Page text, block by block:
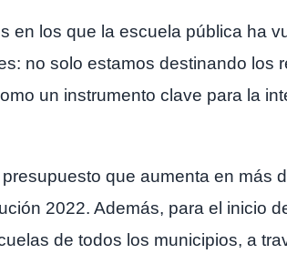
en los que la escuela pública ha
no solo estamos destinando los
un instrumento clave para la
que aumenta en más
2022. Además, para el inicio
de todos los municipios, a